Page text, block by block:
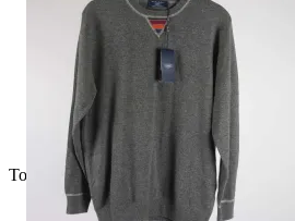
Toppsäljare